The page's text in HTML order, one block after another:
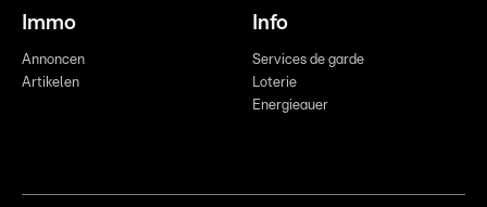
Immo
Annoncen
Artikelen
Info
Services de garde
Loterie
Energieauer